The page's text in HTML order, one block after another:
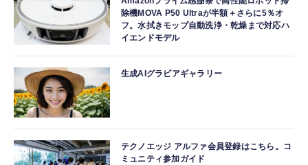
除機MOVA P50 Ultraが半額＋さらに5％オ
フ。水拭きモップ自動洗浄・乾燥まで対応ハ
イエンドモデル
生成AIグラビアギャラリー
テクノエッジ アルファ会員登録はこちら。コ
ミュニティ参加ガイド